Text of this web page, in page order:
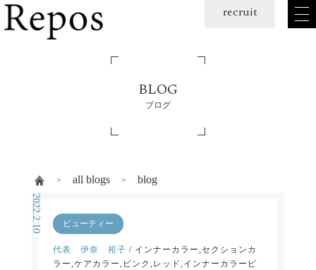
ニュー
を
recruit
BLOG
ブログ
all blogs blog
ビューティー
代表 伊奈 裕子 / インナーカラー,セクションカ
ラー,ケアカラー,ピンク,レッド,インナーカラーピ
2022.2.10